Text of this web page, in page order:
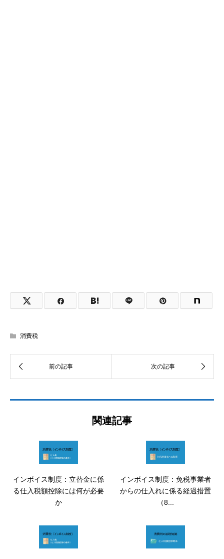
消費税
関連記事
インボイス制度：立替金に係
る仕入税額控除には何が必要
か
インボイス制度：免税事業者
からの仕入れに係る経過措置
（8...